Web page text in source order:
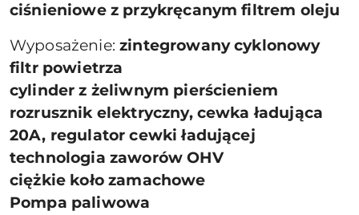
ciśnieniowe z przykręcanym filtrem oleju
Wyposażenie:zintegrowany cyklonowy
filtr powietrza
cylinder z żeliwnym pierścieniem
rozrusznik elektryczny, cewka ładująca
20A, regulator cewki ładującej
technologia zaworów OHV
ciężkie koło zamachowe
Pompa paliwowa